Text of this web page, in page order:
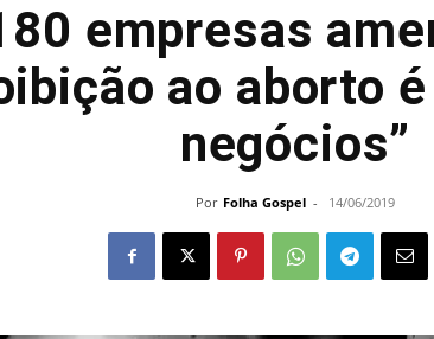
empresas
ao aborto
negócios”
Por Folha Gospel - 14/06/2019